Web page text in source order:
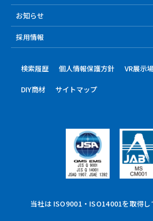
お知らせ
採用情報
検索履歴 個人情報保護方針 VR展示
DIY商材 サイトマップ
当社は ISO9001・ISO14001を取得し